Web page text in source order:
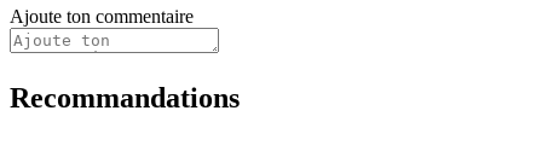
Ajoute ton commentaire
Recommandations